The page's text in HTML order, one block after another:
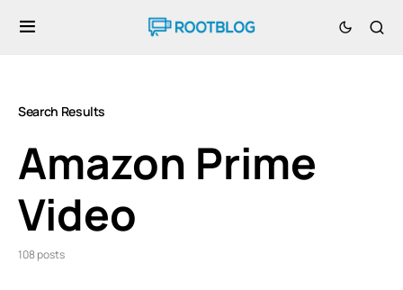
Search Results
Amazon Prime
Video
108 posts